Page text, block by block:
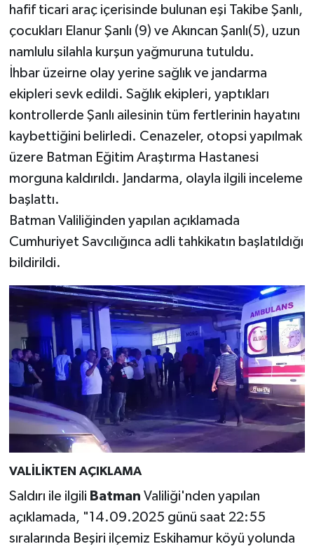
hafif ticari araç içerisinde bulunan eşi Takibe Şanlı,
çocukları Elanur Şanlı (9) ve Akıncan Şanlı(5), uzun
namlulu silahla kurşun yağmuruna tutuldu.
İhbar üzeirne olay yerine sağlık ve jandarma
ekipleri sevk edildi. Sağlık ekipleri, yaptıkları
kontrollerde Şanlı ailesinin tüm fertlerinin hayatını
kaybettiğini belirledi. Cenazeler, otopsi yapılmak
üzere Batman Eğitim Araştırma Hastanesi
morguna kaldırıldı. Jandarma, olayla ilgili inceleme
başlattı.
Batman Valiliğinden yapılan açıklamada
Cumhuriyet Savcılığınca adli tahkikatın başlatıldığı
bildirildi.
VALİLİKTEN AÇIKLAMA
Saldırı ile ilgili Batman Valiliği'nden yapılan
açıklamada, "14.09.2025 günü saat 22:55
sıralarında Beşiri ilçemiz Eskihamur köyü yolunda